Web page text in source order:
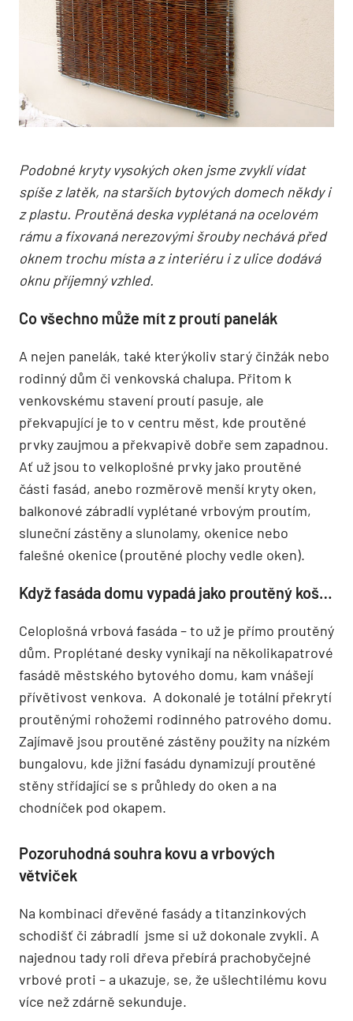
Podobné kryty vysokých oken jsme zvyklí vídat
spíše z latěk, na starších bytových domech někdy i
z plastu. Proutěná deska vyplétaná na ocelovém
rámu a fixovaná nerezovými šrouby nechává před
oknem trochu místa a z interiéru i z ulice dodává
oknu příjemný vzhled.
Co všechno může mít z proutí panelák
A nejen panelák, také kterýkoliv starý činžák nebo
rodinný dům či venkovská chalupa. Přitom k
venkovskému stavení proutí pasuje, ale
překvapující je to v centru měst, kde proutěné
prvky zaujmou a překvapivě dobře sem zapadnou.
Ať už jsou to velkoplošné prvky jako proutěné
části fasád, anebo rozměrově menší kryty oken,
balkonové zábradlí vyplétané vrbovým proutím,
sluneční zástěny a slunolamy, okenice nebo
falešné okenice (proutěné plochy vedle oken).
Když fasáda domu vypadá jako proutěný koš…
Celoplošná vrbová fasáda – to už je přímo proutěný
dům. Proplétané desky vynikají na několikapatrové
fasádě městského bytového domu, kam vnášejí
přívětivost venkova. A dokonalé je totální překrytí
proutěnými rohožemi rodinného patrového domu.
Zajímavě jsou proutěné zástěny použity na nízkém
bungalovu, kde jižní fasádu dynamizují proutěné
stěny střídající se s průhledy do oken a na
chodníček pod okapem.
Pozoruhodná souhra kovu a vrbových
větviček
Na kombinaci dřevěné fasády a titanzinkových
schodišť či zábradlí jsme si už dokonale zvykli. A
najednou tady roli dřeva přebírá prachobyčejné
vrbové proti – a ukazuje, se, že ušlechtilému kovu
více než zdárně sekunduje.